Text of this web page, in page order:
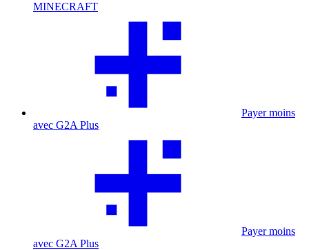
MINECRAFT
Payer moins
avec G2A Plus
Payer moins
avec G2A Plus